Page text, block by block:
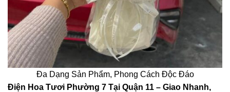
Đa Dạng Sản Phẩm, Phong Cách Độc Đáo
Điện Hoa Tươi Phường 7 Tại Quận 11 – Giao Nhanh,